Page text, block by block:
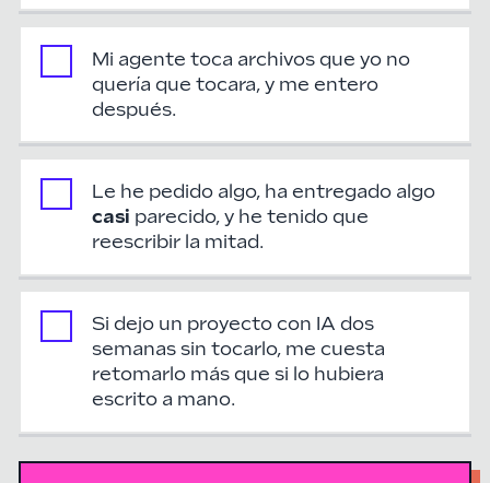
Mi agente toca archivos que yo no
quería que tocara, y me entero
después.
Le he pedido algo, ha entregado algo
casi parecido, y he tenido que
reescribir la mitad.
Si dejo un proyecto con IA dos
semanas sin tocarlo, me cuesta
retomarlo más que si lo hubiera
escrito a mano.